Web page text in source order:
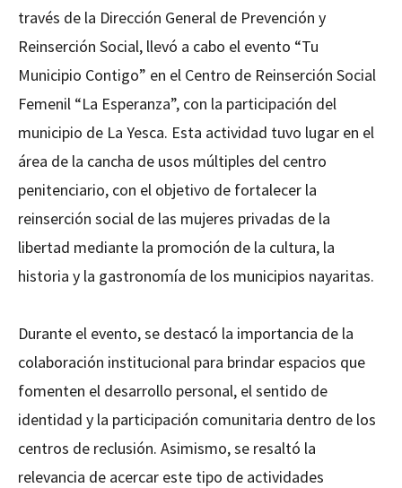
través de la Dirección General de Prevención y
Reinserción Social, llevó a cabo el evento “Tu
Municipio Contigo” en el Centro de Reinserción Social
Femenil “La Esperanza”, con la participación del
municipio de La Yesca. Esta actividad tuvo lugar en el
área de la cancha de usos múltiples del centro
penitenciario, con el objetivo de fortalecer la
reinserción social de las mujeres privadas de la
libertad mediante la promoción de la cultura, la
historia y la gastronomía de los municipios nayaritas.
Durante el evento, se destacó la importancia de la
colaboración institucional para brindar espacios que
fomenten el desarrollo personal, el sentido de
identidad y la participación comunitaria dentro de los
centros de reclusión. Asimismo, se resaltó la
relevancia de acercar este tipo de actividades